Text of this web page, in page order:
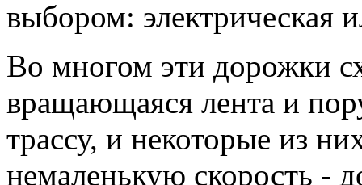
выбором: электрическая
Во многом эти дорожки
вращающаяся лента и
трассу, и некоторые из
немаленькую скорость -